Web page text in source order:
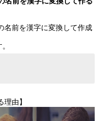
名前を漢字に変換して作成
由】